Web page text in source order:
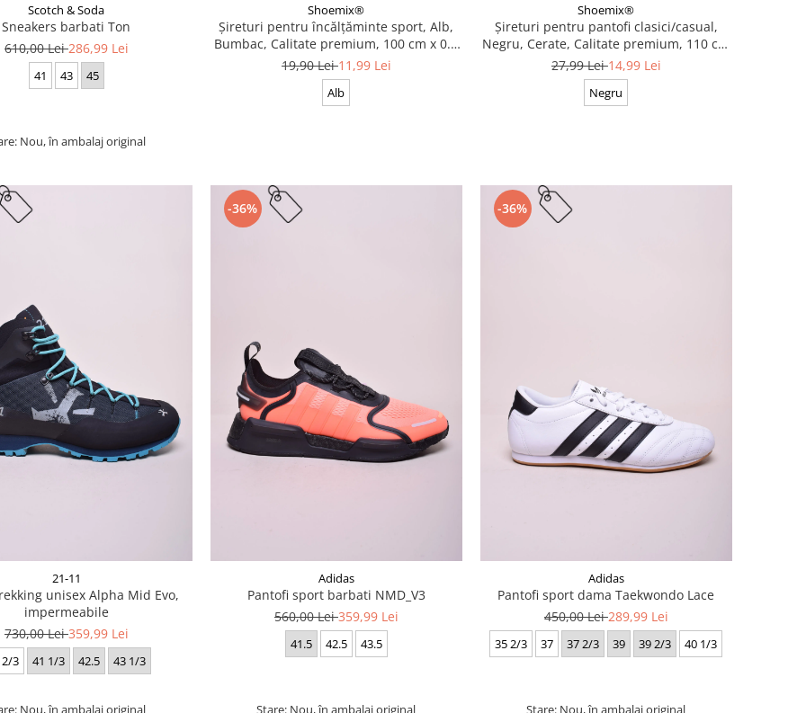
Scotch & Soda
Sneakers barbati Ton
610,00 Lei286,99 Lei
41 43 45
Nou, în ambalaj original
Shoemix®
Șireturi pentru încălțăminte sport, Alb,
Bumbac, Calitate premium, 100 cm x 0.8
cm
19,90 Lei11,99 Lei
Alb
Shoemix®
Șireturi pentru pantofi clasici/casual,
Negru, Cerate, Calitate premium, 110 cm
x 0.3 cm
27,99 Lei14,99 Lei
Negru
21-11
unisex Alpha Mid Evo,
impermeabile
730,00 Lei359,99 Lei
2/3 41 1/3 42.5 43 1/3
-36%
Adidas
Pantofi sport barbati NMD_V3
560,00 Lei359,99 Lei
41.5 42.5 43.5
-36%
Adidas
Pantofi sport dama Taekwondo Lace
450,00 Lei289,99 Lei
35 2/3 37 37 2/3 39 39 2/3 40 1/3